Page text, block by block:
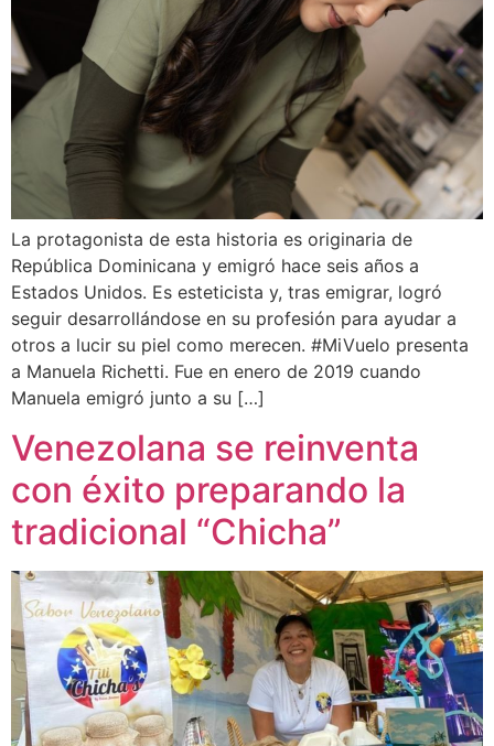
La protagonista de esta historia es originaria de
República Dominicana y emigró hace seis años a
Estados Unidos. Es esteticista y, tras emigrar, logró
seguir desarrollándose en su profesión para ayudar a
otros a lucir su piel como merecen. #MiVuelo presenta
a Manuela Richetti. Fue en enero de 2019 cuando
Manuela emigró junto a su […]
Venezolana se reinventa
con éxito preparando la
tradicional “Chicha”